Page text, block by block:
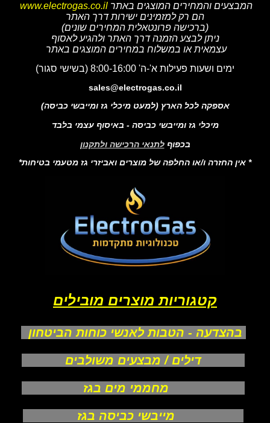
המבצעים והמחירים המוצגים באתר www.electrogas.co.il
הם רק למזמינים ישירות דרך האתר
(ברכישה פרונטאלית המחירים שונים)
ניתן לבצע הזמנה דרך האתר ולהגיע לאסוף
עצמאית או במשלוח במחירים המוצגים באתר
ימים ושעות פעילות א'-ה' 8:00-16:00 (בשישי סגור)
sales@electrogas.co.il
אספקה לכל הארץ (למעט מיכלי גז ומייבשי כביסה)
מיכלי גז ומייבשי כביסה - באיסוף עצמי בלבד
בכפוף לתנאי הרכישה ולתקנון
* אין החזרה ו/או החלפה של מוצרים ואביזרי גז מטעמי בטיחות*
קטגוריות מוצרים מובילים
בהצדעה - הטבות לאנשי כוחות הביטחון
דילים / מבצעים משולבים
מחממי מים בגז
מייבשי כביסה בגז